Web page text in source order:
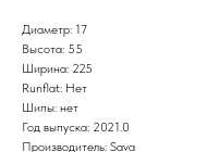
Диаметр: 17
Высота: 55
Ширина: 225
Runflat: Нет
Шипы: нет
Год выпуска: 2021.0
Производитель: Sava